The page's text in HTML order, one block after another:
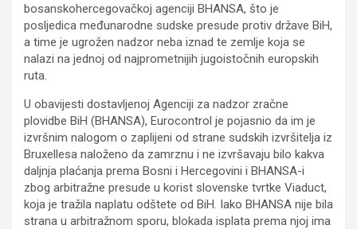
bosanskohercegovačkoj agenciji BHANSA, što je
posljedica međunarodne sudske presude protiv države BiH,
a time je ugrožen nadzor neba iznad te zemlje koja se
nalazi na jednoj od najprometnijih jugoistočnih europskih
ruta.
U obavijesti dostavljenoj Agenciji za nadzor zračne
plovidbe BiH (BHANSA), Eurocontrol je pojasnio da im je
izvršnim nalogom o zaplijeni od strane sudskih izvršitelja iz
Bruxellesa naloženo da zamrznu i ne izvršavaju bilo kakva
daljnja plaćanja prema Bosni i Hercegovini i BHANSA-i
zbog arbitražne presude u korist slovenske tvrtke Viaduct,
koja je tražila naplatu odštete od BiH. Iako BHANSA nije bila
strana u arbitražnom sporu, blokada isplata prema njoj ima